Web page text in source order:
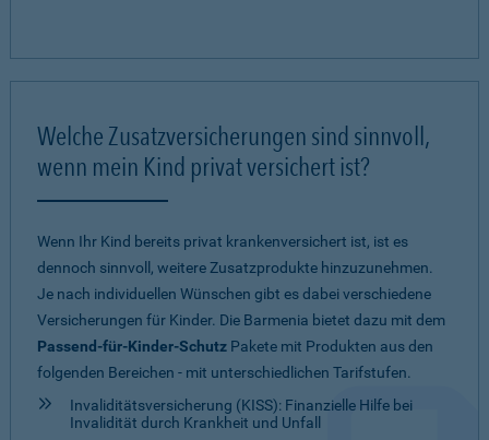
Welche Zusatzversicherungen sind sinnvoll,
wenn mein Kind privat versichert ist?
Wenn Ihr Kind bereits privat krankenversichert ist, ist es
dennoch sinnvoll, weitere Zusatzprodukte hinzuzunehmen.
Je nach individuellen Wünschen gibt es dabei verschiedene
Versicherungen für Kinder. Die Barmenia bietet dazu mit dem
Passend-für-Kinder-Schutz Pakete mit Produkten aus den
folgenden Bereichen - mit unterschiedlichen Tarifstufen.
Invaliditätsversicherung (KISS): Finanzielle Hilfe bei
Invalidität durch Krankheit und Unfall